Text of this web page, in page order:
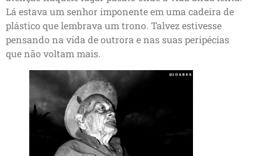
Lá estava um senhor imponente em uma cadeira de
plástico que lembrava um trono. Talvez estivesse
pensando na vida de outrora e nas suas peripécias
que não voltam mais.